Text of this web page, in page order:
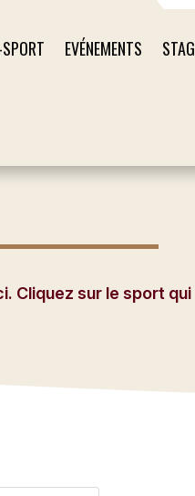
EVÉNEMENTS
Cliquez sur le sport